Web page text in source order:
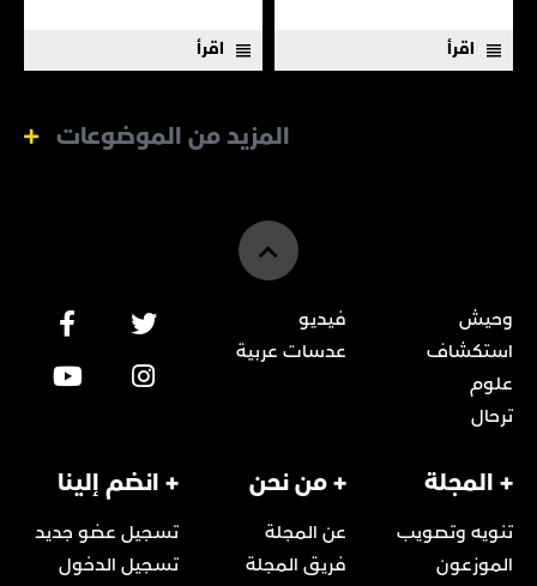
اقرأ اقرأ
المزيد من الموضوعات
وحيش
استكشاف
علوم
ترحال
فيديو
عدسات عربية
+ المجلة
تنويه وتصويب
الموزعون
+ من نحن
عن المجلة
فريق المجلة
+ انضم إلينا
تسجيل عضو جديد
تسجيل الدخول